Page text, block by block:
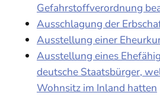
Gefahrstoffverordnung
Ausschlagung der
Ausstellung einer
Ausstellung eines
deutsche Staatsbürger,
Wohnsitz im Inland hatten